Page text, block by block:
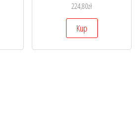
224,80zł
Kup